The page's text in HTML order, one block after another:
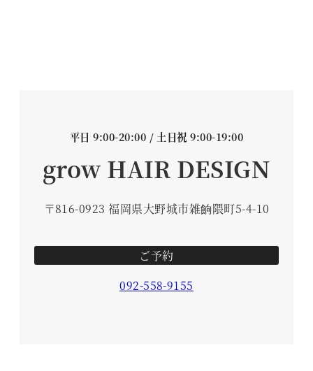
平日 9:00-20:00 / 土日祝 9:00-19:00
grow HAIR DESIGN
〒816-0923 福岡県大野城市雑餉隈町5-4-10
ご予約
092-558-9155